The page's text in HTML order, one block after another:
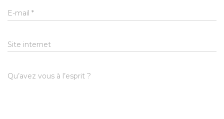
E-mail *
Site internet
Qu’avez vous à l’esprit ?